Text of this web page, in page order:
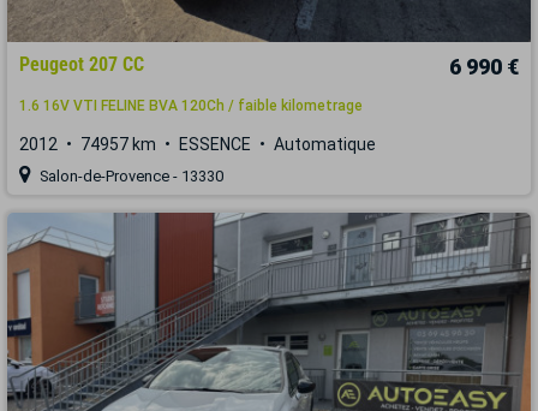
Peugeot 207 CC 6 990 €
1.6 16V VTI FELINE BVA 120Ch / faible kilometrage
2012 74957 km ESSENCE Automatique
Salon-de-Provence - 13330